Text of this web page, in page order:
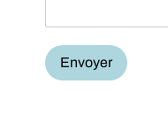
Envoyer